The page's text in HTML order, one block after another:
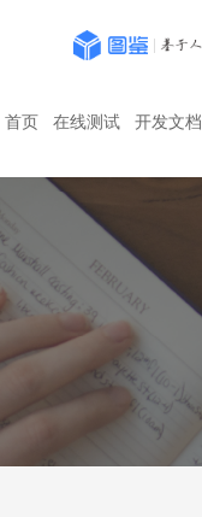
首页 在线测试 开发文档